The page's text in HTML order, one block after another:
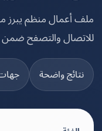
منظم يبرز
والتصفح ضمن
واضحة جهات